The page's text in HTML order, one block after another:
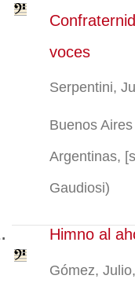
voces
Serpentini,
Buenos
Argentinas,
Gaudiosi)
Himno al
Gómez,